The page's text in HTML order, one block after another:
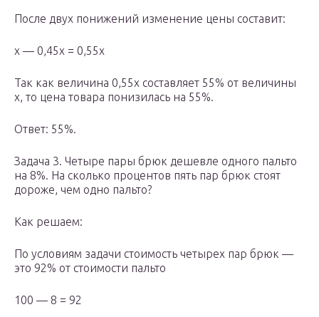
После двух понижений изменение цены составит:
х — 0,45x = 0,55х
Так как величина 0,55x составляет 55% от величины
x, то цена товара понизилась на 55%.
Ответ: 55%.
Задача 3. Четыре пары брюк дешевле одного пальто
на 8%. На сколько процентов пять пар брюк стоят
дороже, чем одно пальто?
Как решаем:
По условиям задачи стоимость четырех пар брюк —
это 92% от стоимости пальто
100 — 8 = 92